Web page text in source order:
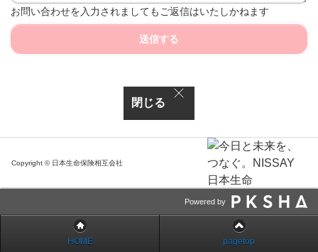
お問い合わせを入力されましてもご返信はいたしかねます
送信する
閉じる
Copyright © 日本生命保険相互会社
Powered by
HOME pagetop